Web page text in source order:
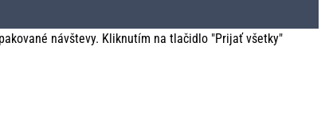
návštevy. Kliknutím na tlačidlo "Prijať všetky"